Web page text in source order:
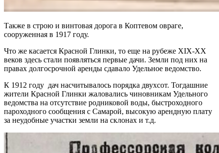
Также в строю и винтовая дорога в Коптевом овраге,
сооруженная в 1917 году.
Что же касается Красной Глинки, то еще на рубеже XIX-XX
веков здесь стали появляться первые дачи. Земли под них на
правах долгосрочной аренды сдавало Удельное ведомство.
К 1912 году дач насчитывалось порядка двухсот. Тогдашние
жители Красной Глинки жаловались чиновникам Удельного
ведомства на отсутствие родниковой воды, быстроходного
пароходного сообщения с Самарой, высокую арендную плату
за неудобные участки земли на склонах и т.д.